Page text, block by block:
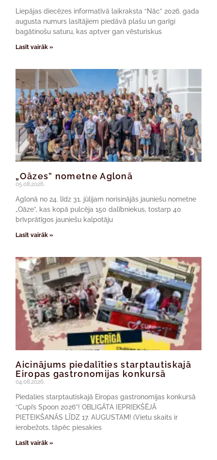
Liepājas diecēzes informatīvā laikraksta “Nāc” 2026. gada
augusta numurs lasītājiem piedāvā plašu un garīgi
bagātinošu saturu, kas aptver gan vēsturiskus
Lasīt vairāk »
„Oāzes” nometne Aglonā
05.08.2026.
Aglonā no 24. līdz 31. jūlijam norisinājās jauniešu nometne
„Oāze”, kas kopā pulcēja 150 dalībniekus, tostarp 40
brīvprātīgos jauniešu kalpotāju
Lasīt vairāk »
Aicinājums piedalīties starptautiskajā
Eiropas gastronomijas konkursā
04.08.2026.
Piedalies starptautiskajā Eiropas gastronomijas konkursā
“Cupi’s Spoon 2026”! OBLIGĀTA IEPRIEKŠĒJĀ
PIETEIKŠANĀS LĪDZ 17. AUGUSTAM! (Vietu skaits ir
ierobežots, tāpēc piesakies
Lasīt vairāk »